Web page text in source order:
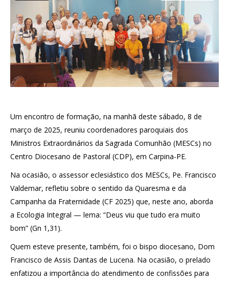
Um encontro de formação, na manhã deste sábado, 8 de
março de 2025, reuniu coordenadores paroquiais dos
Ministros Extraordinários da Sagrada Comunhão (MESCs) no
Centro Diocesano de Pastoral (CDP), em Carpina-PE.
Na ocasião, o assessor eclesiástico dos MESCs, Pe. Francisco
Valdemar, refletiu sobre o sentido da Quaresma e da
Campanha da Fraternidade (CF 2025) que, neste ano, aborda
a Ecologia Integral — lema: “Deus viu que tudo era muito
bom” (Gn 1,31).
Quem esteve presente, também, foi o bispo diocesano, Dom
Francisco de Assis Dantas de Lucena. Na ocasião, o prelado
enfatizou a importância do atendimento de confissões para